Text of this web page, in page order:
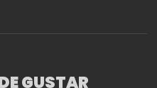
GUSTAR